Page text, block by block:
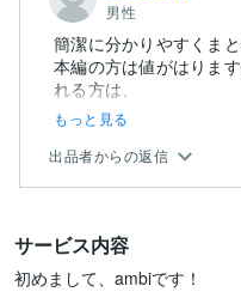
男性
簡潔に分かりやすくま
本編の方は値がはりま
れる方は、
まず、こちらで内...
もっと見る
出品者からの返信
サービス内容
初めまして、ambiです！